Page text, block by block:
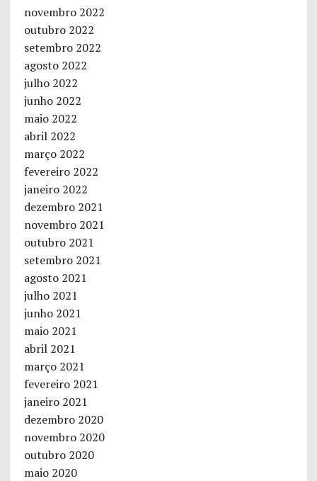
novembro 2022
outubro 2022
setembro 2022
agosto 2022
julho 2022
junho 2022
maio 2022
abril 2022
março 2022
fevereiro 2022
janeiro 2022
dezembro 2021
novembro 2021
outubro 2021
setembro 2021
agosto 2021
julho 2021
junho 2021
maio 2021
abril 2021
março 2021
fevereiro 2021
janeiro 2021
dezembro 2020
novembro 2020
outubro 2020
maio 2020